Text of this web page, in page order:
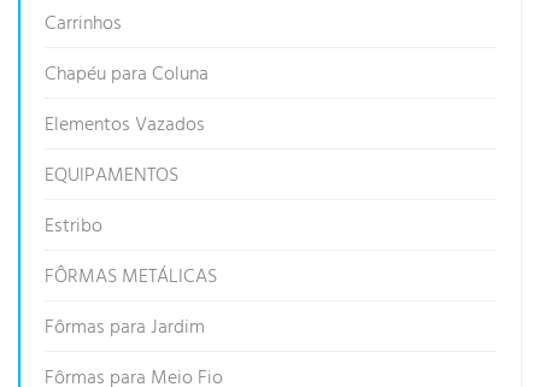
Carrinhos
Chapéu para Coluna
Elementos Vazados
EQUIPAMENTOS
Estribo
FÔRMAS METÁLICAS
Fôrmas para Jardim
Fôrmas para Meio Fio